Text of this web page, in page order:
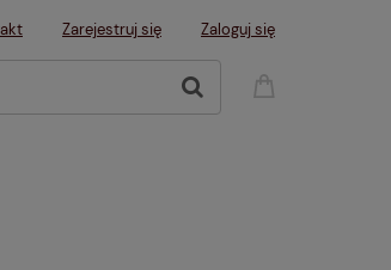
Zarejestruj się Zaloguj się